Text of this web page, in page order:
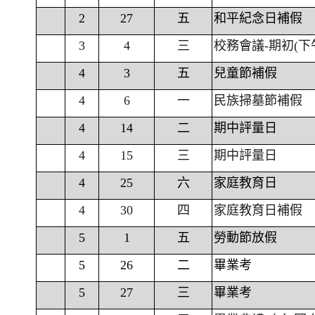
2 27 五
和平紀念日補假
3
4 三
校務會議-期初(下
4
3 五
兒童節補假
4
6 一
民族掃墓節補假
4
14 二
期中評量日
4
15 三
期中評量日
4
25 六
家庭教育日
4
30 四
家庭教育日補假
5
1 五
勞動節放假
5
26 二
畢業考
5
27 三
畢業考